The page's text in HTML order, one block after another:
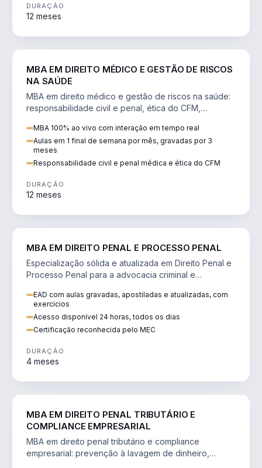
DURAÇÃO
12 meses
MBA EM DIREITO MÉDICO E GESTÃO DE RISCOS
NA SAÚDE
MBA em direito médico e gestão de riscos na saúde:
responsabilidade civil e penal, ética do CFM,
MBA 100% ao vivo com interação em tempo real
Aulas em 1 final de semana por mês, gravadas por 3
meses
Responsabilidade civil e penal médica e ética do CFM
DURAÇÃO
12 meses
MBA EM DIREITO PENAL E PROCESSO PENAL
Especialização sólida e atualizada em Direito Penal e
Processo Penal para a advocacia criminal e
EAD com aulas gravadas, apostiladas e atualizadas, com
exercícios
Acesso disponível 24 horas, todos os dias
Certificação reconhecida pelo MEC
DURAÇÃO
4 meses
MBA EM DIREITO PENAL TRIBUTÁRIO E
COMPLIANCE EMPRESARIAL
MBA em direito penal tributário e compliance
empresarial: prevenção à lavagem de dinheiro,